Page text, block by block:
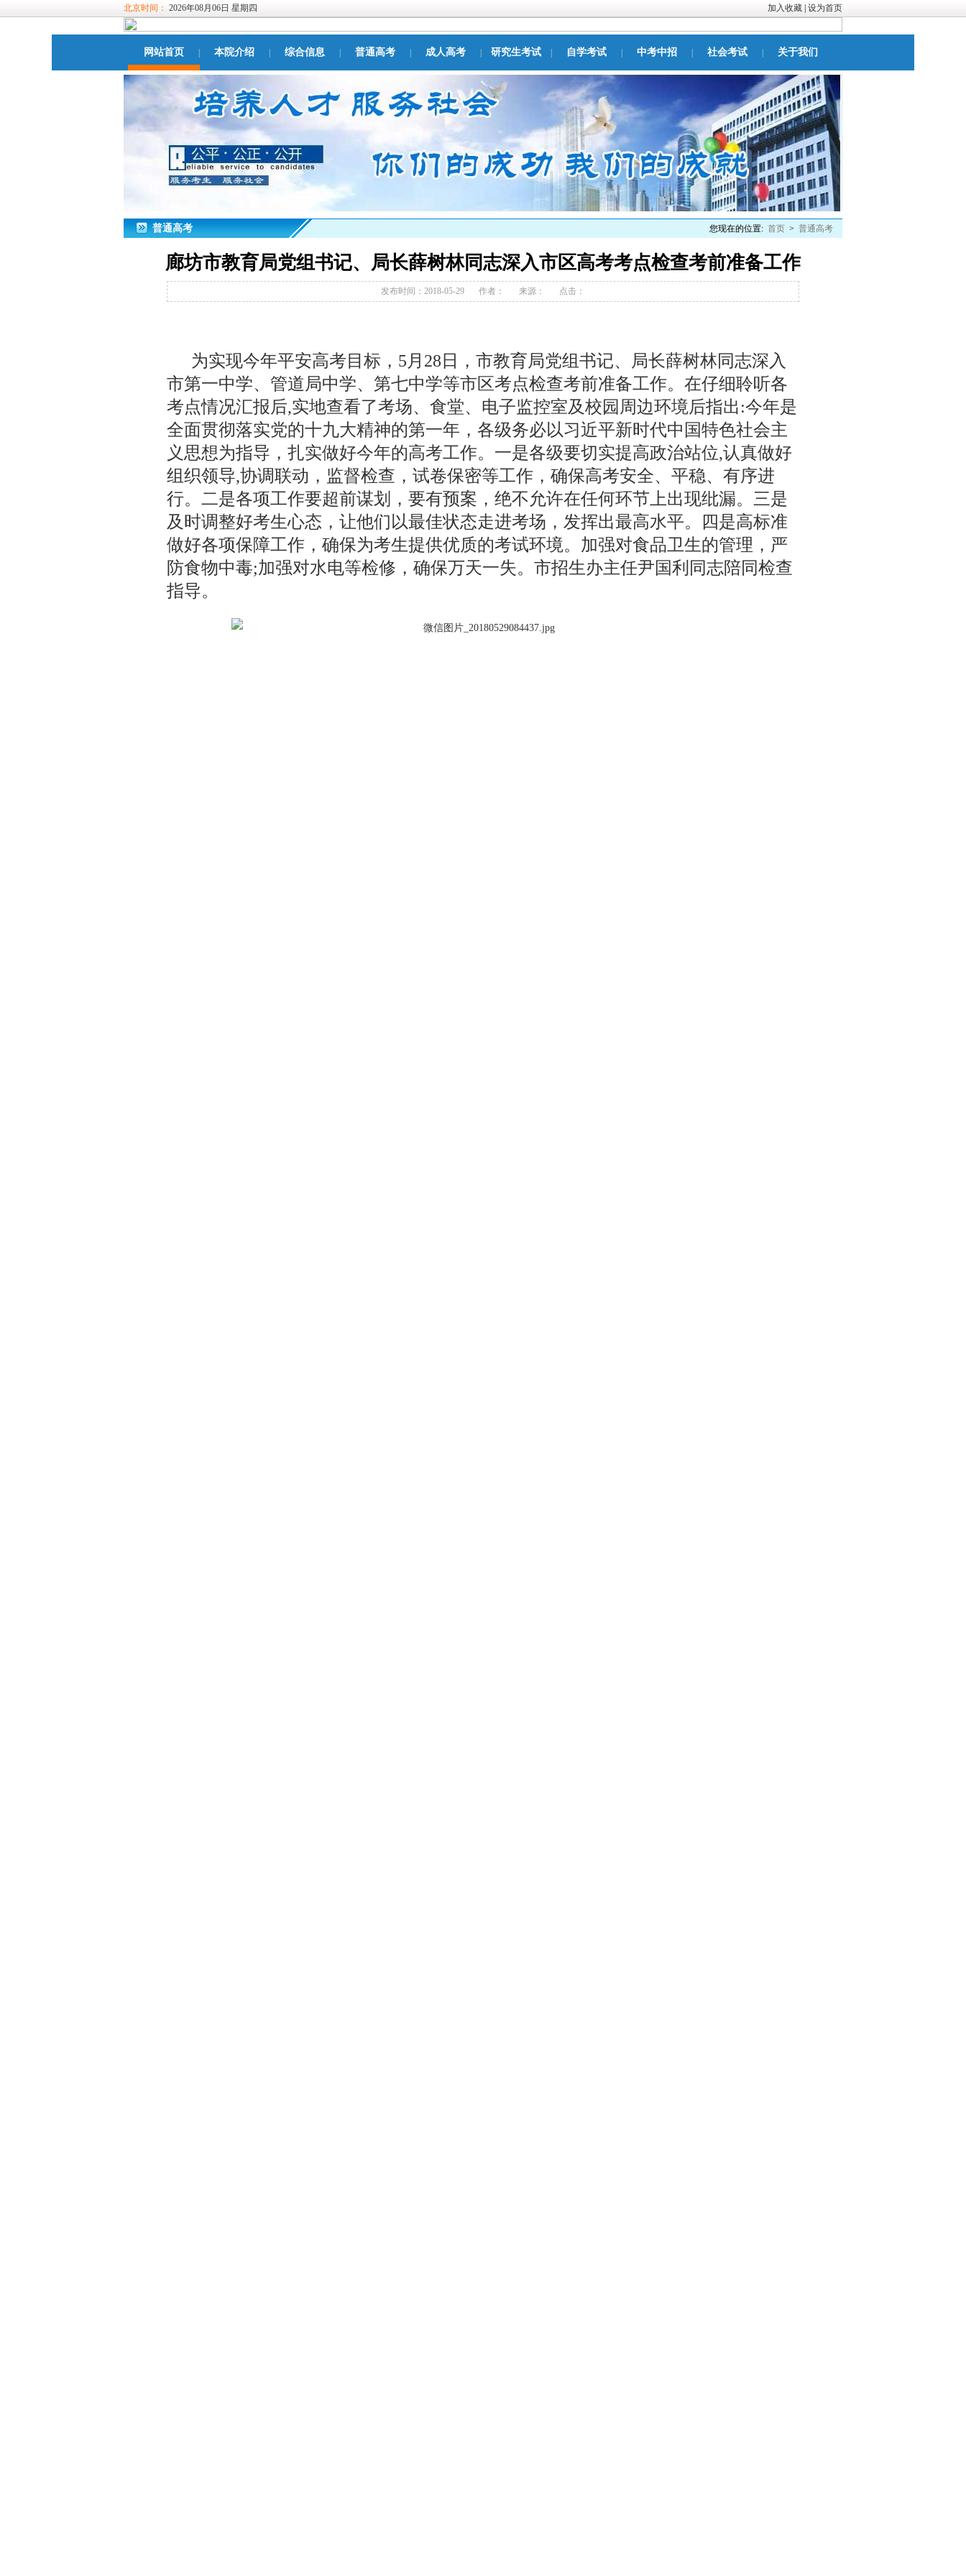
加入收藏 设为首页
北京时间： 2026年08月06日 星期四
网站首页 本院介绍 综合信息 普通高考 成人高考 研究生考试 自学考试 中考中招 社会考试 关于我们
您现在的位置: 首页 > 普通高考
普通高考
廊坊市教育局党组书记、局长薛树林同志深入市区高考考点检查考前准备工作
发布时间：2018-05-29 作者： 来源： 点击：
为实现今年平安高考目标，5月28日，市教育局党组书记、局长薛树林同志深入
市第一中学、管道局中学、第七中学等市区考点检查考前准备工作。在仔细聆听各
考点情况汇报后,实地查看了考场、食堂、电子监控室及校园周边环境后指出:今年是
全面贯彻落实党的十九大精神的第一年，各级务必以习近平新时代中国特色社会主
义思想为指导，扎实做好今年的高考工作。一是各级要切实提高政治站位,认真做好
组织领导,协调联动，监督检查，试卷保密等工作，确保高考安全、平稳、有序进
行。二是各项工作要超前谋划，要有预案，绝不允许在任何环节上出现纰漏。三是
及时调整好考生心态，让他们以最佳状态走进考场，发挥出最高水平。四是高标准
做好各项保障工作，确保为考生提供优质的考试环境。加强对食品卫生的管理，严
防食物中毒;加强对水电等检修，确保万天一失。市招生办主任尹国利同志陪同检查
指导。